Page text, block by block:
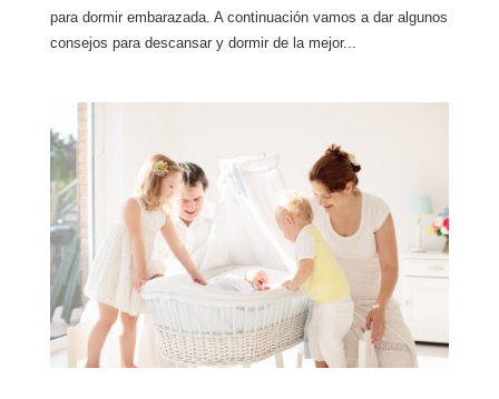
para dormir embarazada. A continuación vamos a dar algunos
consejos para descansar y dormir de la mejor...